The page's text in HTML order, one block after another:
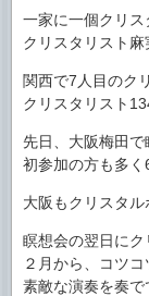
一家に一個クリス
クリスタリスト麻
関西で7人目のク
クリスタリスト
先日、大阪梅田で
初参加の方も多く
大阪もクリスタル
瞑想会の翌日にク
２月から、コツ
素敵な演奏を奏で